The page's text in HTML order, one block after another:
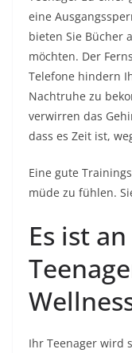
eine
bieten Sie Bücher
möchten. Der
Telefone hindern
Nachtruhe zu
verwirren das
dass es Zeit ist,
Eine gute
müde zu fühlen.
Es ist
Ihr Teenager wird